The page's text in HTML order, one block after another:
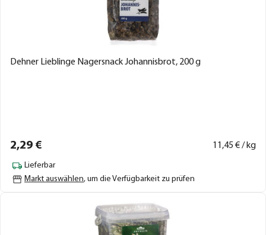
Dehner Lieblinge Nagersnack Johannisbrot, 200 g
2,29 € 11,45€ / kg
Lieferbar
Markt auswählen, um die Verfügbarkeit zu prüfen